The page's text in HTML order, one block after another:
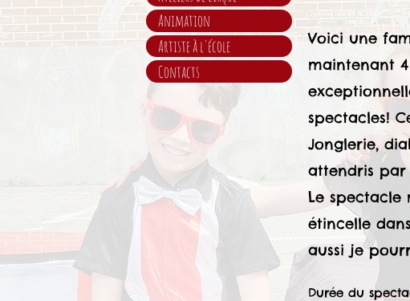
Voici une
maintenant
spectacles!
Jonglerie,
attendris par
Le spectacle
étincelle
aussi je
Durée du
Animation
Artiste à l'école
Contacts